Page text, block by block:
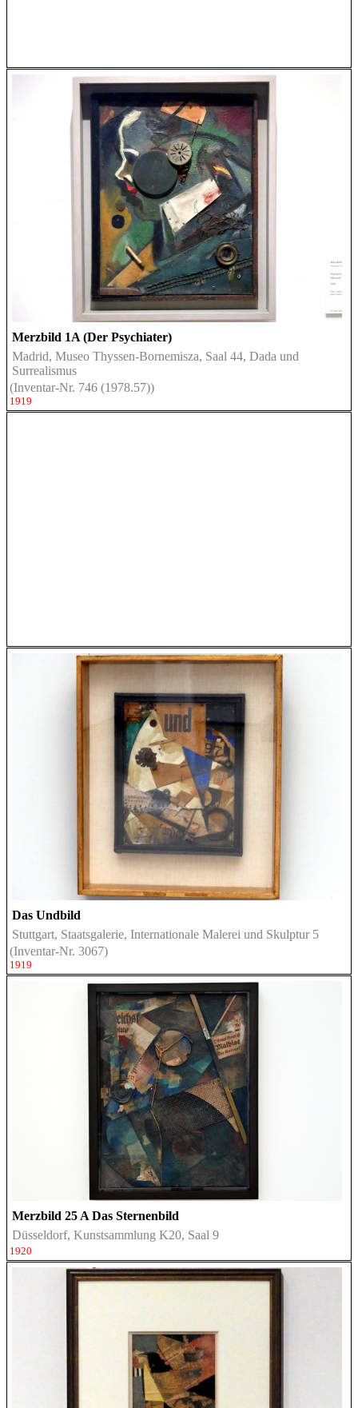
Merzbild 1A (Der Psychiater)
Madrid, Museo Thyssen-Bornemisza, Saal 44, Dada und
Surrealismus
(Inventar-Nr. 746 (1978.57))
1919
Das Undbild
Stuttgart, Staatsgalerie, Internationale Malerei und Skulptur 5
(Inventar-Nr. 3067)
1919
Merzbild 25 A Das Sternenbild
Düsseldorf, Kunstsammlung K20, Saal 9
1920